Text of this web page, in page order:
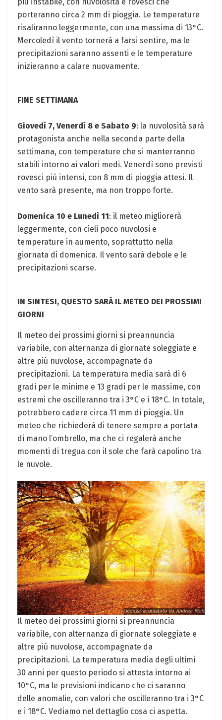
porteranno circa 2 mm di pioggia. Le temperature
risaliranno leggermente, con una massima di 13°C.
Mercoledì il vento tornerà a farsi sentire, ma le
precipitazioni saranno assenti e le temperature
inizieranno a calare nuovamente.
FINE SETTIMANA
Giovedì 7, Venerdì 8 e Sabato 9: la nuvolosità sarà
protagonista anche nella seconda parte della
settimana, con temperature che si manterranno
stabili intorno ai valori medi. Venerdì sono previsti
rovesci più intensi, con 8 mm di pioggia attesi. Il
vento sarà presente, ma non troppo forte.
Domenica 10 e Lunedì 11: il meteo migliorerà
leggermente, con cieli poco nuvolosi e
temperature in aumento, soprattutto nella
giornata di domenica. Il vento sarà debole e le
precipitazioni scarse.
IN SINTESI, QUESTO SARÀ IL METEO DEI PROSSIMI
GIORNI
Il meteo dei prossimi giorni si preannuncia
variabile, con alternanza di giornate soleggiate e
altre più nuvolose, accompagnate da
precipitazioni. La temperatura media sarà di 6
gradi per le minime e 13 gradi per le massime, con
estremi che oscilleranno tra i 3°C e i 18°C. In totale,
potrebbero cadere circa 11 mm di pioggia. Un
meteo che richiederà di tenere sempre a portata
di mano l’ombrello, ma che ci regalerà anche
momenti di tregua con il sole che farà capolino tra
le nuvole.
Il meteo dei prossimi giorni si preannuncia
variabile, con alternanza di giornate soleggiate e
altre più nuvolose, accompagnate da
precipitazioni. La temperatura media degli ultimi
30 anni per questo periodo si attesta intorno ai
10°C, ma le previsioni indicano che ci saranno
delle anomalie, con valori che oscilleranno tra i 3°C
e i 18°C. Vediamo nel dettaglio cosa ci aspetta.